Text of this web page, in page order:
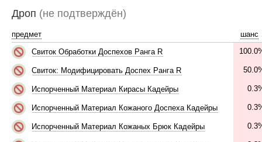
Дроп (не подтверждён)
предмет шанс
Свиток Обработки Доспехов Ранга R
Свиток: Модифицировать Доспех Ранга R
Испорченный Материал Кирасы Кадейры
Испорченный Материал Кожаного Доспеха Кадейры
Испорченный Материал Кожаных Брюк Кадейры